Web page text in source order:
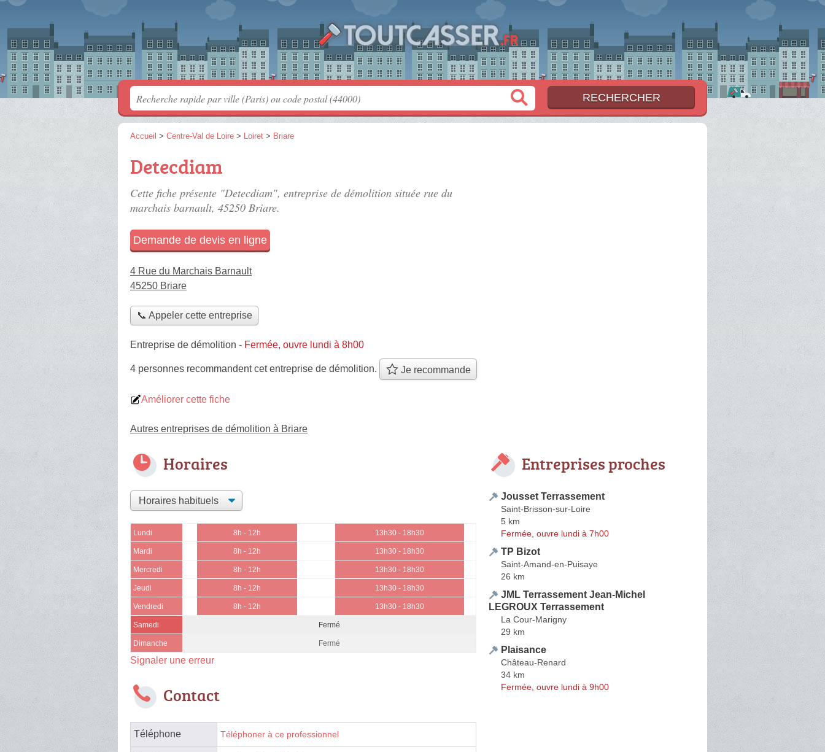
Accueil > Centre-Val de Loire > Loiret > Briare
Detecdiam
Cette fiche présente "Detecdiam", entreprise de démolition située rue du
marchais barnault, 45250 Briare.
Demande de devis en ligne
4 Rue du Marchais Barnault
45250 Briare
📞 Appeler cette entreprise
Entreprise de démolition - Fermée, ouvre lundi à 8h00
4 personnes recommandentcet entreprise de démolition. Je recommande
Améliorer cette fiche
Autres entreprises de démolition à Briare
Horaires
Lundi 8h - 12h 13h30 - 18h30
Mardi 8h - 12h 13h30 - 18h30
Mercredi 8h - 12h 13h30 - 18h30
Jeudi 8h - 12h 13h30 - 18h30
Vendredi 8h - 12h 13h30 - 18h30
Samedi Fermé
Dimanche Fermé
Signaler une erreur
Contact
Téléphone Téléphoner à ce professionnel
Entreprises proches
Jousset Terrassement
Saint-Brisson-sur-Loire
5 km
Fermée, ouvre lundi à 7h00
TP Bizot
Saint-Amand-en-Puisaye
26 km
JML Terrassement Jean-Michel
LEGROUX Terrassement
La Cour-Marigny
29 km
Plaisance
Château-Renard
34 km
Fermée, ouvre lundi à 9h00